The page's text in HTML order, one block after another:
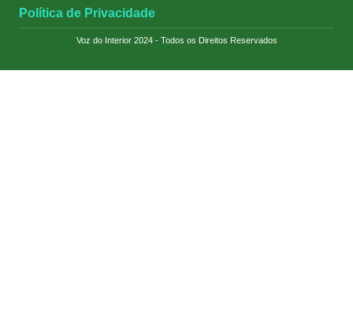
Política de Privacidade
Voz do Interior 2024 - Todos os Direitos Reservados